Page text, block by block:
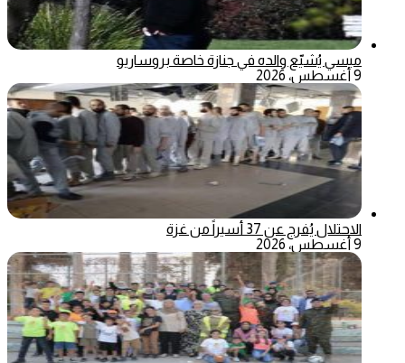
ميسي يُشيّع والده في جنازة خاصة بروساريو
9 أغسطس، 2026
الاحتلال يُفرج عن 37 أسيراً من غزة
9 أغسطس، 2026